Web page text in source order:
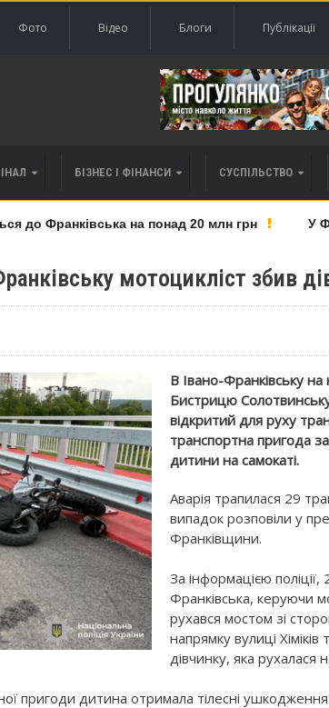
Фото Відео Блоги Публікації
БІЗНЕС І ФІНАНСИ СУСПІЛЬСТВО
Франківська на понад 20 млн грн У
мотоцикліст збив
В Івано-Франківську
Бистрицю
відкритий для руху
транспортна пригода
дитини на самокаті.
Аварія трапилася 29
випадок розповіли у
Франківщини.
За інформацією
Франківська, керуючи
рухався мостом зі
напрямку вулиці
дівчинку, яка рухалася
пригоди дитина отримала тілесні